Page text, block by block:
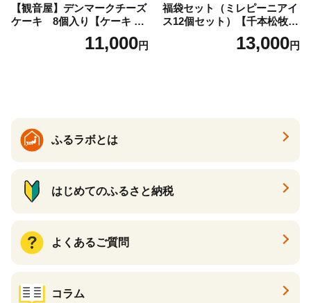
【観音屋】デンマークチーズ
ケーキ 8個入り【ケーキ チ
ーズケーキ 人気スイーツ お
すすめスイーツ 神戸スイー
11,000円
福袋セット（ミレピーニアイ
ス12個セット）【千本松牧
場】 ns025-014-12 【デザー
ト 詰め合わせ ギフト】
13,000円
ふるラボとは
はじめてのふるさと納税
よくあるご質問
コラム